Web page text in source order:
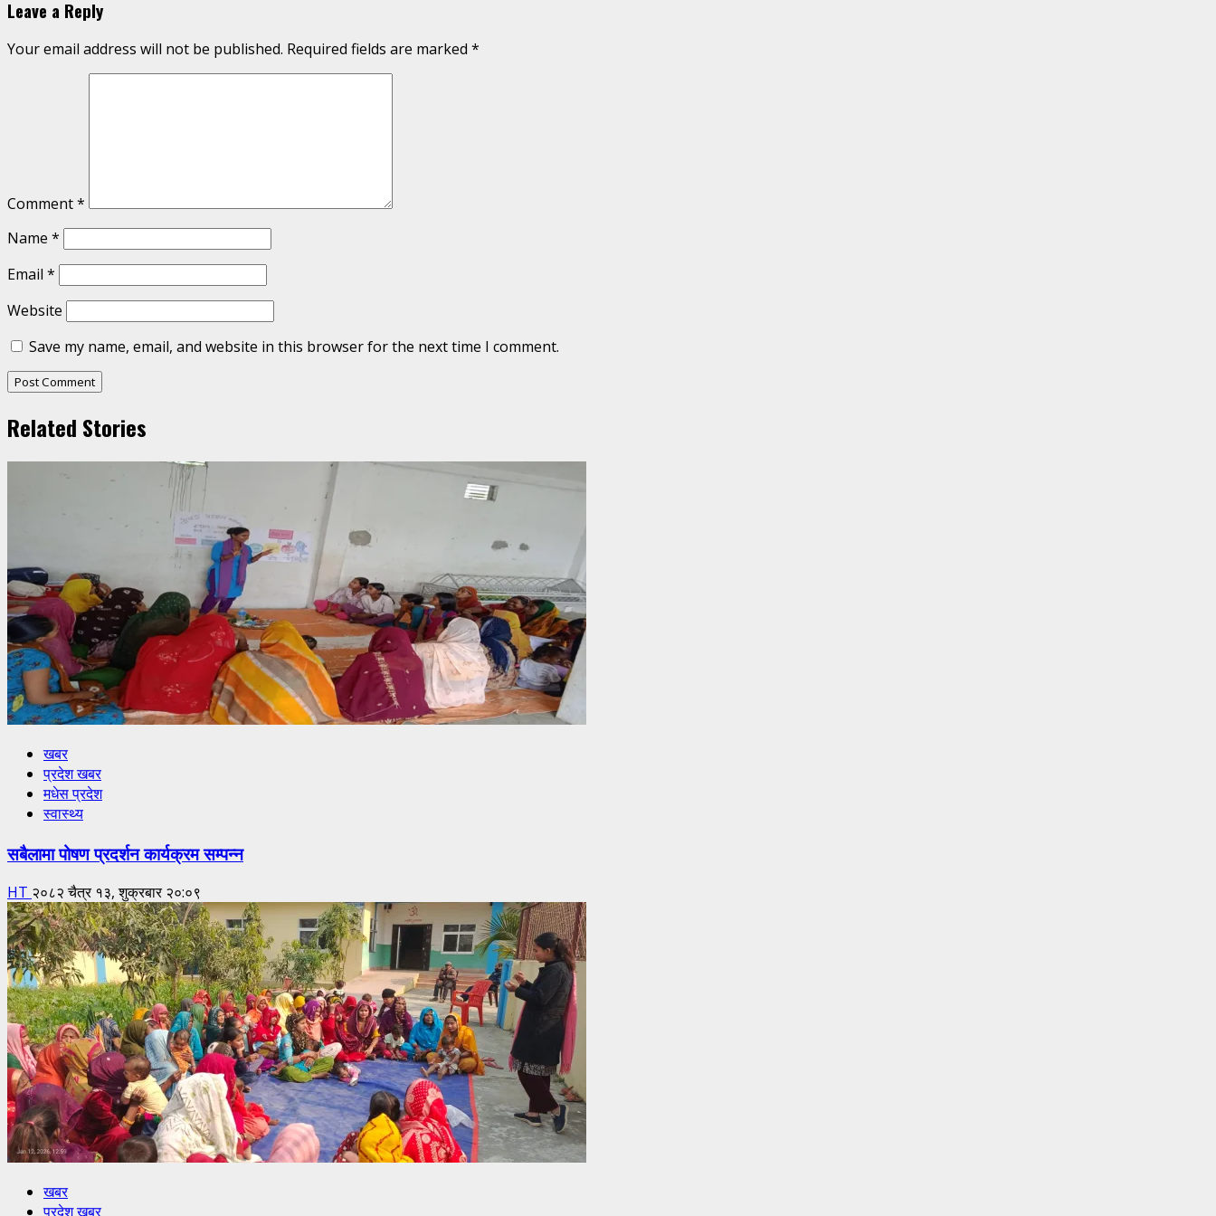
Leave a Reply
Your email address will not be published. Required fields are marked *
Comment*
Name *
Email *
Website
Save my name, email, and website in this browser for the next time I comment.
Related Stories
खबर
प्रदेश खबर
मधेस प्रदेश
स्वास्थ्य
सबैलामा पोषण प्रदर्शन कार्यक्रम सम्पन्न
HT २०८२ चैत्र १३, शुक्रबार २०:०९
खबर
प्रदेश खबर